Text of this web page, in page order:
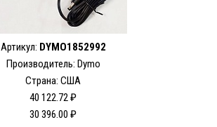
Артикул: DYMO1852992
Производитель: Dymo
Страна: США
40 122.72 ₽
30 396.00 ₽